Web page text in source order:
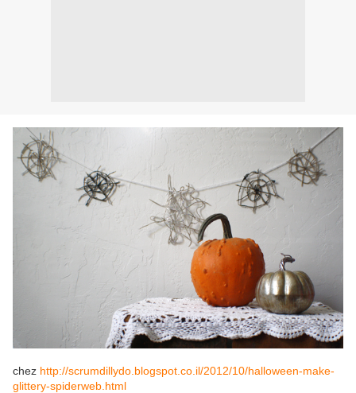
chez http://scrumdillydo.blogspot.co.il/2012/10/halloween-make-
glittery-spiderweb.html